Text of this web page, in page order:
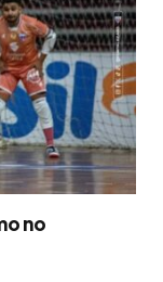
no